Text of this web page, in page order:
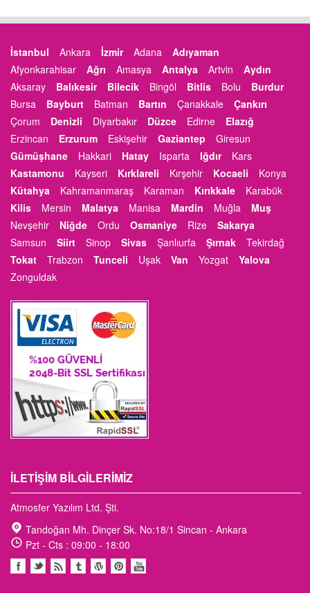
İstanbul Ankara İzmir Adana
Adıyaman
Afyonkarahisar
Ağrı Amasya Antalya Artvin
Aydın
Aksaray
Balıkesir Bilecik Bingöl Bitlis Bolu
Burdur
Bursa
Bayburt Batman Bartın Çanakkale
Çankırı
Çorum
Denizli Diyarbakır Düzce Edirne
Elazığ
Erzincan
Erzurum Eskişehir Gaziantep
Giresun
Gümüşhane
Hakkari Hatay Isparta Iğdır
Kars
Kastamonu
Kayseri Kırklareli Kırşehir Kocaeli
Konya
Kütahya
Kahramanmaraş Karaman Kırıkkale
Karabük
Kilis
Mersin Malatya Manisa Mardin Muğla
Muş
Nevşehir
Niğde Ordu Osmaniye Rize
Sakarya
Samsun
Siirt Sinop Sivas Şanlıurfa Şırnak
Tekirdağ
Tokat
Trabzon Tunceli Uşak Van Yozgat
Yalova
Zonguldak
İLETIŞIM BILGILERIMIZ
Atmosfer Yazılım Ltd. Şti.
Tandoğan Mh. Dinçer Sk. No:18/1 Sincan - Ankara
Pzt - Cts : 09:00 - 18:00